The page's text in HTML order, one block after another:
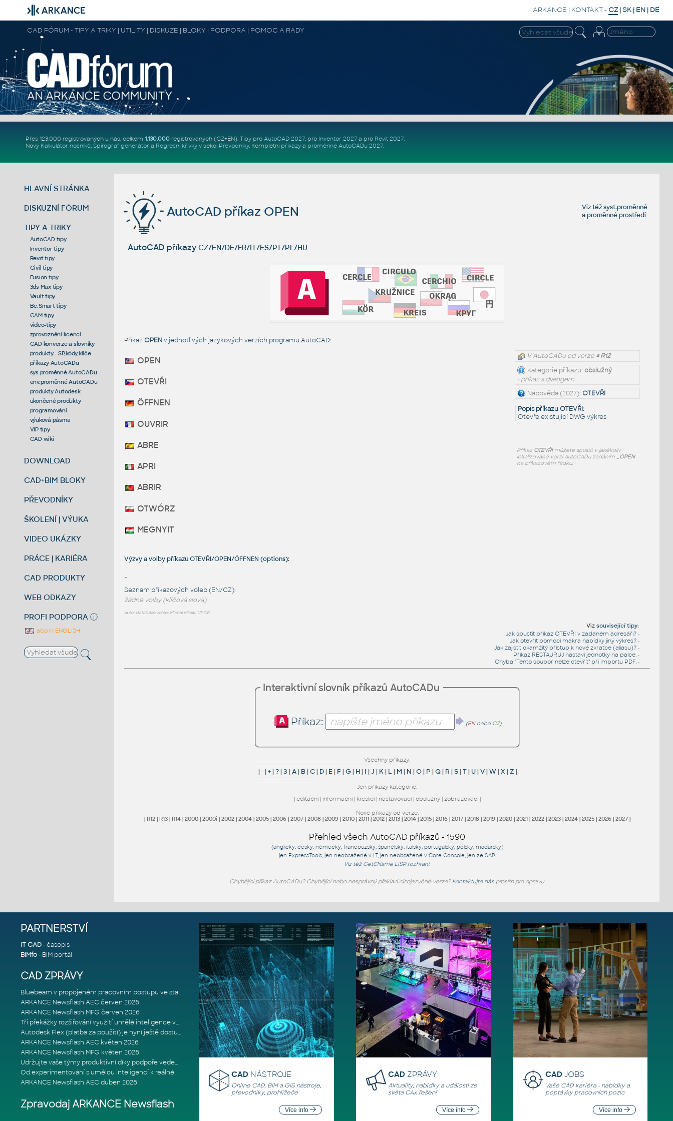
ARKANCE | KONTAKT- CZ |SK | EN | DE
CAD FÓRUM - TIPY A TRIKY | UTILITY | DISKUZE | BLOKY | PODPORA | POMOC A RADY
Přes 123.000 registrovaných u nás, celkem 1.130.000registrovaných (CZ+EN). Tipy pro AutoCAD 2027, pro Inventor 2027a pro Revit 2027.
Nový Kalkulátor nosníků, Spirograf generátor a Regresní křivkyv sekci Převodníky. Kompletní příkazya proměnné AutoCADu 2027.
HLAVNÍ STRÁNKA
DISKUZNÍ FÓRUM
TIPY A TRIKY
AutoCAD tipy
Inventor tipy
Revit tipy
Civil tipy
Fusion tipy
3ds Max tipy
Vault tipy
Be.Smart tipy
CAM tipy
video-tipy
zprovoznění licencí
CAD konverze a slovníky
produkty - SP,kódy,klíče
příkazy AutoCADu
sys.proměnné AutoCADu
env.proměnné AutoCADu
produkty Autodesk
ukončené produkty
programování
výuková pásma
VIP tipy
CAD wiki
DOWNLOAD
CAD+BIM BLOKY
PŘEVODNÍKY
ŠKOLENÍ | VÝUKA
VIDEO UKÁZKY
PRÁCE | KARIÉRA
CAD PRODUKTY
WEB ODKAZY
PROFI PODPORA ⓘ
also in ENGLISH
Viz téžsyst.proměnné
aproměnné prostředí
AutoCAD příkaz OPEN
AutoCAD příkazy CZ/EN/DE/FR/IT/ES/PT/PL/HU
Příkaz OPENv jednotlivých jazykových verzích programu AutoCAD:
V AutoCADu od verze≤ R12
Kategorie příkazu:obslužný
• příkaz s dialogem
Nápověda (2027):OTEVŘI
Popis příkazu OTEVŘI:
Otevře existující DWG výkres
Příkaz OTEVŘImůžete spustit v jakékoliv
lokalizované verzi AutoCADu zadáním _OPEN
na příkazovém řádku.
OPEN
OTEVŘI
ÖFFNEN
OUVRIR
ABRE
APRI
ABRIR
OTWÓRZ
MEGNYIT
Výzvy a volby příkazu OTEVŘI/OPEN/ÖFFNEN (options):
-
Seznam příkazových voleb (EN/CZ):
žádné volby (klíčová slova)
autor databáze voleb: Michal Miclík, UPCE
Vizsouvisející tipy:
Jak spustit příkaz OTEVŘI v zadaném adresáři? •
Jak otevřít pomocí makra nabídky jiný výkres? •
Jak zajistit okamžitý přístup k nové zkratce (aliasu)? •
Příkaz RESTAURUJ nastaví jednotky na palce. •
Chyba "Tento soubor nelze otevřít" při importu PDF. •
Interaktivní slovník příkazů AutoCADu
Příkaz: (ENnebo CZ)
Všechny příkazy:
|- |+|?|3 |A| B|C| D| E| F |G| H| I |J | K| L | M | N |O| P |Q| R |S|T| U|V|W|X |Z |
Jen příkazy kategorie:
| editační| informační| kreslicí| nastavovací| obslužný| zobrazovací|
Nové příkazy od verze:
| R12| R13| R14| 2000| 2000i | 2002| 2004| 2005| 2006| 2007| 2008 | 2009| 2010| 2011| 2012| 2013| 2014| 2015| 2016| 2017| 2018 | 2019| 2020| 2021| 2022| 2023| 2024| 2025| 2026| 2027|
Přehled všech AutoCAD příkazů - 1590
(anglicky, česky, německy, francouzsky, španělsky, italsky, portugalsky, polsky, maďarsky)
jen ExpressTools, jenneobsažené v LT, jenneobsažené v Core Console, jenze SAP
Viz též GetCName LISP rozhraní.
Chybějící příkaz AutoCADu? Chybějící nebo nesprávný překlad cizojazyčné verze? Kontaktujte násprosím pro opravu.
PARTNERSTVÍ
IT CAD- časopis
BIMfo- BIM portál
CAD ZPRÁVY
Bluebeam v propojeném pracovním postupu ve stavebnictví: Proč je int
ARKANCE Newsflash AEC červen 2026
ARKANCE Newsflash MFG červen 2026
Tři překážky rozšiřování využití umělé inteligence ve stavebním prům
Autodesk Flex (platba za použití) je nyní ještě dostupnější
ARKANCE Newsflash AEC květen 2026
ARKANCE Newsflash MFG květen 2026
Udržujte vaše týmy produktivní díky podpoře vedené odborníky
Od experimentování s umělou inteligencí k reálnému dopadu na podniká
ARKANCE Newsflash AEC duben 2026
Zpravodaj ARKANCE Newsflash
CAD NÁSTROJE
Online CAD, BIM a GIS nástroje,
převodníky, prohlížeče
Více info
CAD ZPRÁVY
Aktuality, nabídky a události ze
světa CAx řešení
Více info
CADJOBS
Vaše CAD kariéra - nabídky a
poptávky pracovních pozic
Více info